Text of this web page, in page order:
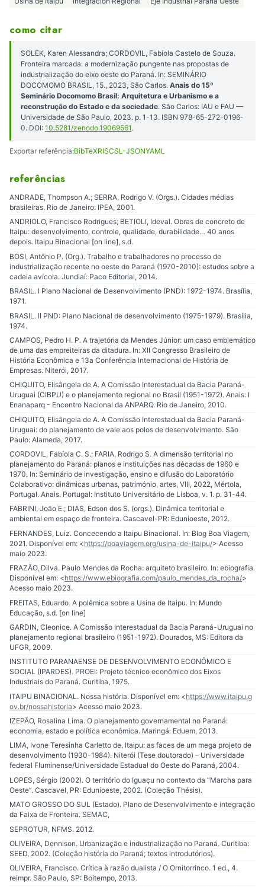
como citar
SOLEK, Karen Alessandra; CORDOVIL, Fabíola Castelo de Souza.
Fronteira marcada: a modernização pungente nas propostas de
industrialização do eixo oeste do Paraná. In: SEMINÁRIO
DOCOMOMO BRASIL, 15., 2023, São Carlos. Anais do 15º
Seminário Docomomo Brasil: Arquitetura e Urbanismo e a
reconstrução do Estado e da sociedade. São Carlos: IAU e FAU —
Universidade de São Paulo, 2023. p. 1-13. ISBN 978-65-272-0196-
0. DOI: 10.5281/zenodo.19069561.
Exportar referência:BibTeXRISCSL-JSONYAML
referências
ANDRADE, Thompson A.; SERRA, Rodrigo V. (Orgs.). Cidades médias
brasileiras. Rio de Janeiro: IPEA, 2001.
ANDRIOLO, Francisco Rodrigues; BETIOLI, Ideval. Obras de concreto de
Itaipu: desenvolvimento, controle, qualidade, durabilidade… 40 anos
depois. Itaipu Binacional [on line], s.d.
BOSI, Antônio P. (Org.). Trabalho e trabalhadores no processo de
industrialização recente no oeste do Paraná (1970-2010): estudos sobre a
cadeia avícola. Jundiaí: Paco Editorial, 2014.
BRASIL. I Plano Nacional de Desenvolvimento (PND): 1972-1974. Brasília,
1971.
BRASIL. II PND: Plano Nacional de desenvolvimento (1975-1979). Brasília,
1974.
CAMPOS, Pedro H. P. A trajetória da Mendes Júnior: um caso emblemático
de uma das empreiteiras da ditadura. In: XII Congresso Brasileiro de
História Econômica e 13a Conferência Internacional de História de
Empresas. Niterói, 2017.
CHIQUITO, Elisângela de A. A Comissão Interestadual da Bacia Paraná-
Uruguai (CIBPU) e o planejamento regional no Brasil (1951-1972). Anais: I
Enanaparq - Encontro Nacional da ANPARQ. Rio de Janeiro, 2010.
CHIQUITO, Elisângela de A. A Comissão Interestadual da Bacia Paraná-
Uruguai: do planejamento de vale aos polos de desenvolvimento. São
Paulo: Alameda, 2017.
CORDOVIL, Fabíola C. S.; FARIA, Rodrigo S. A dimensão territorial no
planejamento do Paraná: planos e instituições nas décadas de 1960 e
1970. In: Seminário de investigação, ensino e difusão do Laboratório
Colaborativo: dinâmicas urbanas, património, artes, VIII, 2022, Mértola,
Portugal. Anais. Portugal: Instituto Universitário de Lisboa, v. 1. p. 31-44.
FABRINI, João E.; DIAS, Edson dos S. (orgs.). Dinâmica territorial e
ambiental em espaço de fronteira. Cascavel-PR: Edunioeste, 2012.
FERNANDES, Luiz. Concecendo a Itaipu Binacional. In: Blog Boa Viagem,
2021. Disponível em: <https://boaviagem.org/usina-de-itaipu/> Acesso
maio 2023.
FRAZÃO, Dilva. Paulo Mendes da Rocha: arquiteto brasileiro. In: ebiografia.
Disponível em: <https://www.ebiografia.com/paulo_mendes_da_rocha/>
Acesso maio 2023.
FREITAS, Eduardo. A polêmica sobre a Usina de Itaipu. In: Mundo
Educação, s.d. [on line]
GARDIN, Cleonice. A Comissão Interestadual da Bacia Paraná-Uruguai no
planejamento regional brasileiro (1951-1972). Dourados, MS: Editora da
UFGR, 2009.
INSTITUTO PARANAENSE DE DESENVOLVIMENTO ECONÔMICO E
SOCIAL (IPARDES). PROEI: Projeto técnico econômico dos Eixos
Industriais do Paraná. Curitiba, 1975.
ITAIPU BINACIONAL. Nossa história. Disponível em: <https://www.itaipu.g
ov.br/nossahistoria> Acesso maio 2023.
IZEPÃO, Rosalina Lima. O planejamento governamental no Paraná:
economia, estado e política econômica. Maringá: Eduem, 2013.
LIMA, Ivone Teresinha Carletto de. Itaipu: as faces de um mega projeto de
desenvolvimento (1930-1984). Niterói (Tese doutorado) – Universidade
federal Fluminense/Universidade Estadual do Oeste do Paraná, 2004.
LOPES, Sérgio (2002). O território do Iguaçu no contexto da “Marcha para
Oeste”. Cascavel, PR: Edunioeste, 2002. (Coleção Thésis).
MATO GROSSO DO SUL (Estado). Plano de Desenvolvimento e integração
da Faixa de Fronteira. SEMAC,
SEPROTUR, NFMS. 2012.
OLIVEIRA, Dennison. Urbanização e industrialização no Paraná. Curitiba:
SEED, 2002. (Coleção história do Paraná; textos introdutórios).
OLIVEIRA, Francisco. Crítica à razão dualista / O Ornitorrinco. 1 ed., 4.
reimpr. São Paulo, SP: Boitempo, 2013.